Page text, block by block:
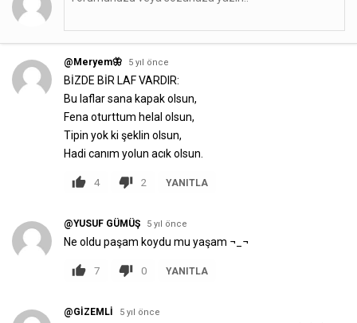
@Meryem🦋 5 yıl önce
BİZDE BİR LAF VARDIR:
Bu laflar sana kapak olsun,
Fena oturttum helal olsun,
Tipin yok ki şeklin olsun,
Hadi canım yolun acık olsun.
4 2 YANITLA
@YUSUF GÜMÜŞ 5 yıl önce
Ne oldu paşam koydu mu yaşam ¬_¬
7 0 YANITLA
@GİZEMLİ 5 yıl önce